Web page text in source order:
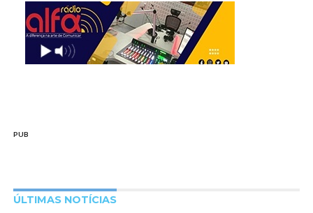
PUB
ÚLTIMAS NOTÍCIAS